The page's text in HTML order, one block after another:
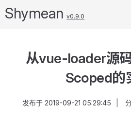
Shymean v0.9.0
从vue-loader源
Scoped的
发布于 2019-09-21 05:29:45